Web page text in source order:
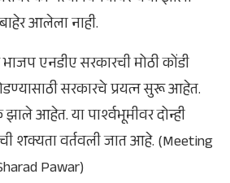
आलेला नाही.
एनडीए सरकारची मोठी कोंडी
सरकारचे प्रयत्न सुरू आहेत.
आहेत. या पार्श्वभूमीवर दोन्ही
शक्यता वर्तवली जात आहे. (Meeting
Pawar)